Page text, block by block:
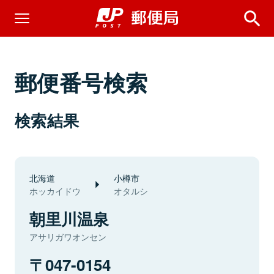
郵便番号検索
検索結果
北海道
ホッカイドウ
小樽市
オタルシ
朝里川温泉
アサリガワオンセン
047-0154